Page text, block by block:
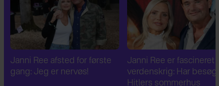
Janni Ree er fascineret af 2.
verdenskrig: Har besøgt
Janni Ree bryder
tavsheden: "Det er
fuldstændig absurd"